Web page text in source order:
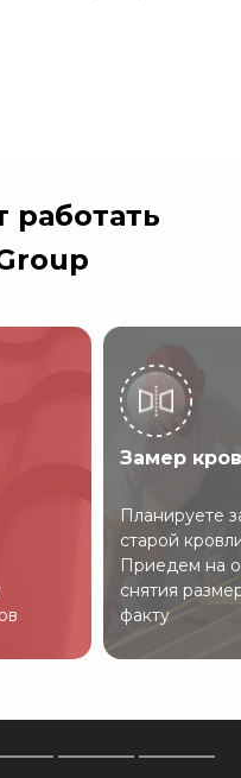
Замер
Планируете
старой
Приедем на
снятия
факту
работать